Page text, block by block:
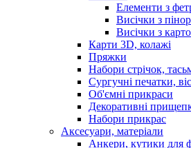
Елементи з
Висічки з
Висічки з
Карти 3D, колажі
Пряжки
Набори стрічок,
Сургучні печатки,
Об'ємні прикраси
Декоративні
Набори прикрас
Аксесуари, матеріали
Анкери, кутики для